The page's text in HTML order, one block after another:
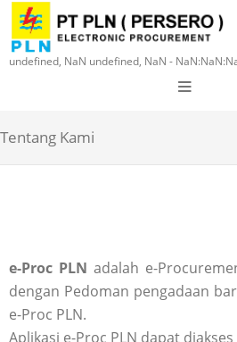
undefined, NaN undefined, NaN -
Tentang Kami
e-Proc PLN adalah e-
dengan Pedoman pengadaan
e-Proc PLN.
Aplikasi e-Proc PLN dapat